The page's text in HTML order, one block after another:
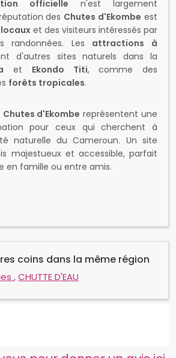
locauxet des visiteurs intéressés par
randonnées. Lesattractions à
d'autres sites naturels dans la
etEkondo Titi
, comme des
forêts tropicales.
Chutes d'Ekombe
naturelle du Cameroun. Un site
majestueux et accessible, parfait
en famille ou entre amis.
CHUTTE D'EAU
pour donner un avis ici